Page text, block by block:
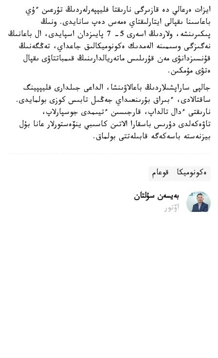
ايزات ەرعالي دە قازىرگى نارىقتا فليپپەرلەردىڭ تۇرعىن ءۇي
باعاسىنا ىقپالى ايتارلىقتاي ەمەس دەپ سانايدى. ونىڭ
پىكىرىنشە، ولاردىڭ اسەرى 5- 7 پايىزدان اسپايدى، ال باعانىڭ
نەگىزگى وسىمىنە الەمدىك ەكونوميكالىق جاعداي، تەڭگەنىڭ
قۇنسىزدانۋى مەن قۇرىلىس ماتەريالدارىنىڭ قىمباتتاۋى ىقپال
ەتۋى مۇمكىن.
جالپى ساراپشىلاردىڭ باعالاۋىنشا، الداعى جىلدارى فليپپينگ
ساقتالادى، ءبىراق بۇرىنعىداي جەڭىل تابىس كوزى بولمايدى.
نارىقتى ءدال تالداپ، قارجىسىن ءتيىمدى جوسپارلاپ،
تاۋەكەلدى دۇرىس باسقارا الاتىن كاسىبي ينۆەستورلار عانا بۇل
بيزنەستە باسەكەگە قابىلەتتى بولماق.
ەكونوميكا قوعام
بەيسەن سۇلتان
اۆتور